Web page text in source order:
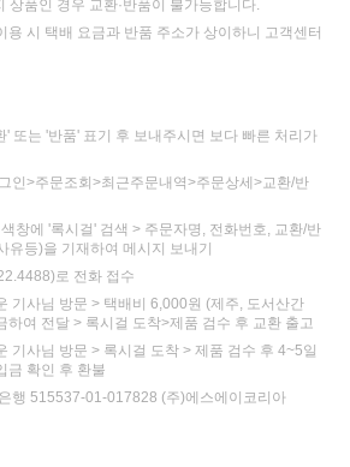
상품인 경우 교환·반품이 불가능합니다.
용 시 택배 요금과 반품 주소가 상이하니 고객센터
' 또는 '반품' 표기 후 보내주시면 보다 빠른 처리가
인>주문조회>최근주문내역>주문상세>교환/반
창에 '록시걸' 검색 > 주문자명, 전화번호, 교환/반
유등)을 기재하여 메시지 보내기
로 전화 접수
기사님 방문 > 택배비 6,000원 (제주, 도서산간
하여 전달 > 록시걸 도착>제품 검수 후 교환 출고
기사님 방문 > 록시걸 도착 > 제품 검수 후 4~5일
금 확인 후 환불
행 515537-01-017828 (주)에스에이코리아